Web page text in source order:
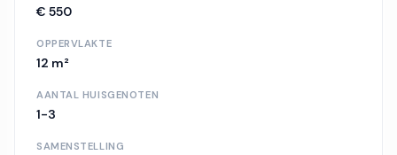
€ 550
OPPERVLAKTE
12 m²
AANTAL HUISGENOTEN
1-3
SAMENSTELLING